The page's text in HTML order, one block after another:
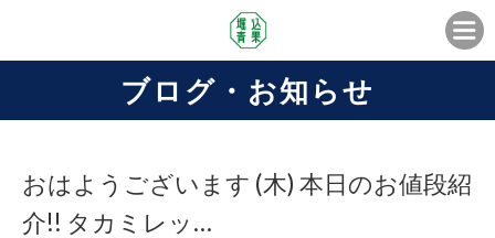
ブログ・お知らせ
おはようございます (木) 本日のお値段紹
介!! タカミレッ…